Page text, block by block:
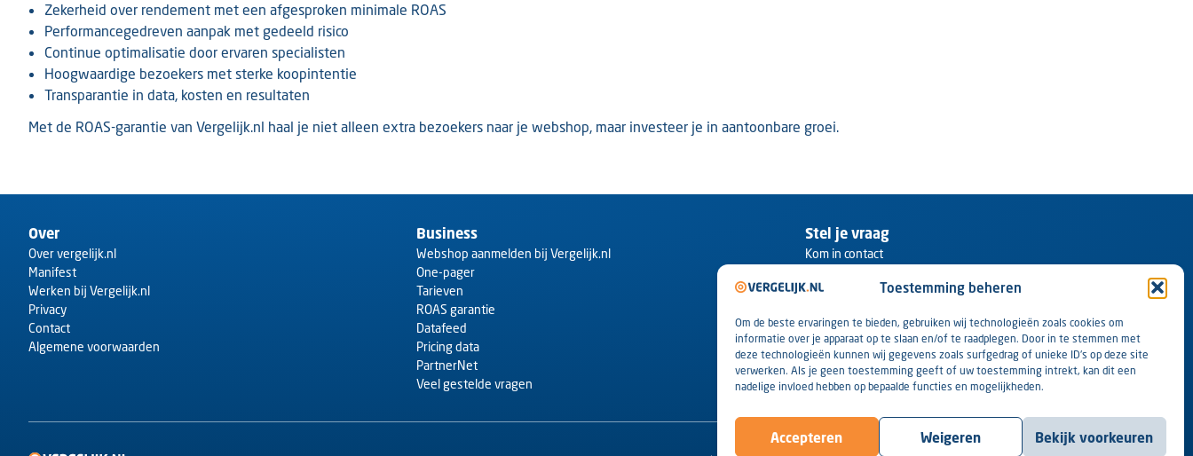
Toestemming beheren
Om de beste ervaringen te bieden, gebruiken wij technologieën zoals cookies om
informatie over je apparaat op te slaan en/of te raadplegen. Door in te stemmen met
deze technologieën kunnen wij gegevens zoals surfgedrag of unieke ID's op deze site
verwerken. Als je geen toestemming geeft of uw toestemming intrekt, kan dit een
nadelige invloed hebben op bepaalde functies en mogelijkheden.
Accepteren Weigeren Bekijk voorkeuren
Zekerheid over rendement met een afgesproken minimale ROAS
Performancegedreven aanpak met gedeeld risico
Continue optimalisatie door ervaren specialisten
Hoogwaardige bezoekers met sterke koopintentie
Transparantie in data, kosten en resultaten
Met de ROAS-garantie van Vergelijk.nl haal je niet alleen extra bezoekers naar je webshop, maar investeer je in aantoonbare groei.
Over
Over vergelijk.nl
Manifest
Werken bij Vergelijk.nl
Privacy
Contact
Algemene voorwaarden
Business
Webshop aanmelden bij Vergelijk.nl
One-pager
Tarieven
ROAS garantie
Datafeed
Pricing data
PartnerNet
Veel gestelde vragen
Stel je vraag
Kom in contact